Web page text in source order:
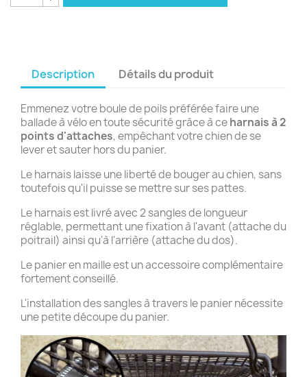
Description Détails du produit
Emmenez votre boule de poils préférée faire une
ballade à vélo en toute sécurité grâce à ceharnais à 2
points d'attaches, empêchant votre chien de se
lever et sauter hors du panier.
Le harnais laisse une liberté de bouger au chien, sans
toutefois qu'il puisse se mettre sur ses pattes.
Le harnais est livré avec 2 sangles de longueur
réglable, permettant une fixation à l'avant (attache du
poitrail) ainsi qu'à l'arrière (attache du dos).
Le panier en maille est un accessoire complémentaire
fortement conseillé.
L'installation des sangles à travers le panier nécessite
une petite découpe du panier.